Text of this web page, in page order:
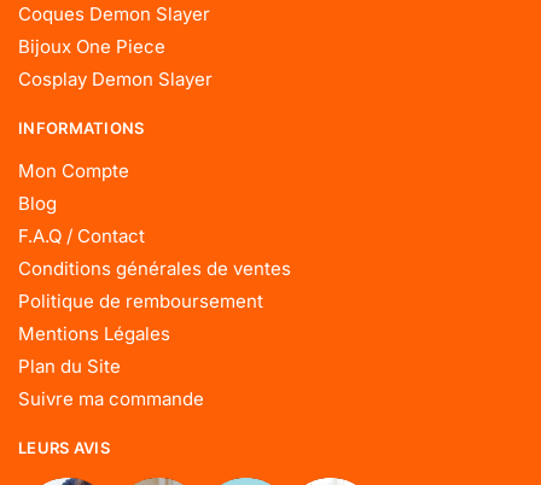
Coques Demon Slayer
Bijoux One Piece
Cosplay Demon Slayer
INFORMATIONS
Mon Compte
Blog
F.A.Q / Contact
Conditions générales de ventes
Politique de remboursement
Mentions Légales
Plan du Site
Suivre ma commande
LEURS AVIS